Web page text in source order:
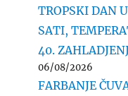
TROPSKI DAN
SATI,
40.
06/08/2026
FARBANJE